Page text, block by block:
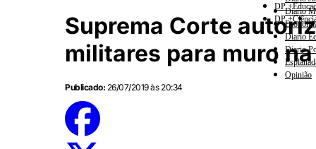
DP
DP
Diario
Diario
Diario
Opinião
Suprema Corte
militares para muro
Publicado: 26/07/2019 às 20:34